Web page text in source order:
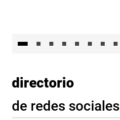
directorio
de redes sociales